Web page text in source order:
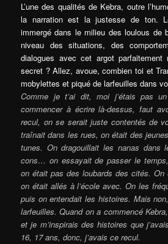
L’une des qualités de Kebra, outre
la narration est la justesse de ton.
immergé dans le milieu des loulous de
niveau des situations, des
dialogues avec cet argot parfaitement
secret ? Allez, avoue, combien toi et
mobylettes et piqué de larfeuilles dans
Comme je t’ai dit, moi j’étais pas
commencer à écrire là-dessus, faut
recul, on se serait juste contentés de
traînait dans les rues, on était des
tunes. On dragouillait les nanas dans
cons… on essayait de passer le
on était pas des loubards des cités. On
on était allés à l’école avec. On les
puis on entendait les histoires. Mais
larfeuilles. Quand on a commencé
et je m’inspirais des histoires que
16, 17 ans, donc, j’avais ce recul.